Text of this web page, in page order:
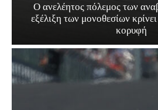
Ο ανελέητος πόλεμος των
εξέλιξη των μονοθεσίων
κορυφή